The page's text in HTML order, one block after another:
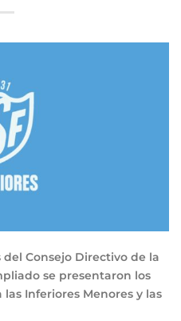
Consejo Directivo de la
se presentaron los
Inferiores Menores y las